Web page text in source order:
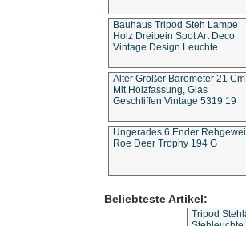
Bauhaus Tripod Steh Lampe
Holz Dreibein Spot Art Deco
Vintage Design Leuchte
Alter Großer Barometer 21 Cm
Mit Holzfassung, Glas
Geschliffen Vintage 5319 19
Ungerades 6 Ender
Roe Deer Trophy 194 G
Beliebteste Artikel:
Tripod